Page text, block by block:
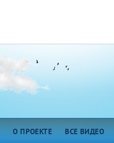
О ПРОЕКТЕ ВСЕ ВИДЕО